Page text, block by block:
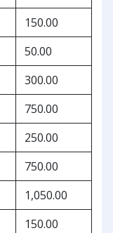
150.00
50.00
300.00
750.00
250.00
750.00
1,050.00
150.00